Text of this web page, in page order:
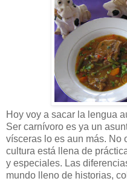
Hoy voy a sacar la lengua
Ser carnívoro es ya un
vísceras lo es aun más. No
cultura está llena de
y especiales. Las
mundo lleno de historias,